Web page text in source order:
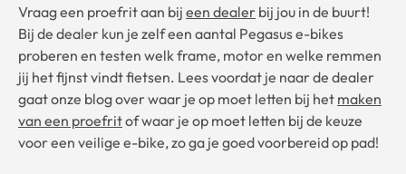
Vraag een proefrit aan bij een dealer bij jou in de buurt!
Bij de dealer kun je zelf een aantal Pegasus e-bikes
proberen en testen welk frame, motor en welke remmen
jij het fijnst vindt fietsen. Lees voordat je naar de dealer
gaat onze blog over waar je op moet letten bij het maken
van een proefritof waar je op moet letten bij de keuze
voor een veilige e-bike, zo ga je goed voorbereid op pad!